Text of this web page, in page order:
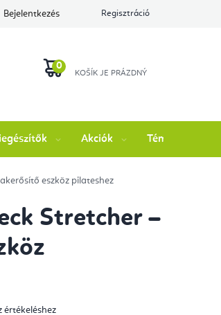
Bejelentkezés Regisztráció
Akciók Témák
eszköz pilateshez
Stretcher –
értékeléshez